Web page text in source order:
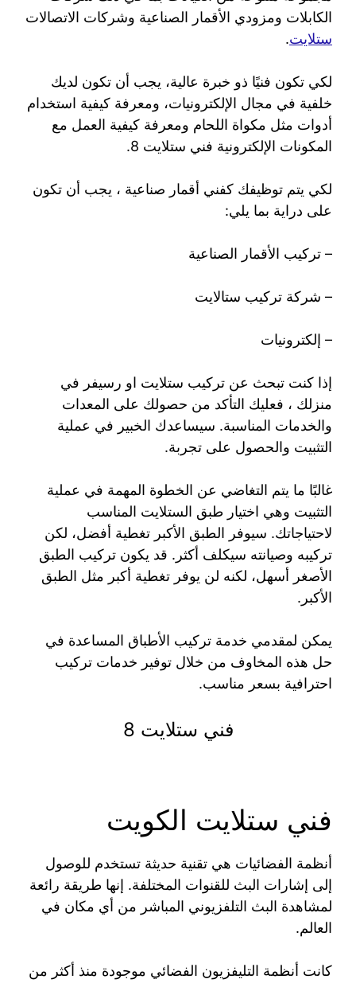
الكابلات ومزودي الأقمار الصناعية وشركات الاتصالات
ستلايت.
لكي تكون فنيًا ذو خبرة عالية، يجب أن تكون لديك
خلفية في مجال الإلكترونيات، ومعرفة كيفية استخدام
أدوات مثل مكواة اللحام ومعرفة كيفية العمل مع
المكونات الإلكترونية فني ستلايت 8.
لكي يتم توظيفك كفني أقمار صناعية ، يجب أن تكون
على دراية بما يلي:
– تركيب الأقمار الصناعية
– شركة تركيب ستالايت
– إلكترونيات
إذا كنت تبحث عن تركيب ستلايت او رسيفر في
منزلك ، فعليك التأكد من حصولك على المعدات
والخدمات المناسبة. سيساعدك الخبير في عملية
التثبيت والحصول على تجربة.
غالبًا ما يتم التغاضي عن الخطوة المهمة في عملية
التثبيت وهي اختيار طبق الستلايت المناسب
لاحتياجاتك. سيوفر الطبق الأكبر تغطية أفضل، لكن
تركيبه وصيانته سيكلف أكثر. قد يكون تركيب الطبق
الأصغر أسهل، لكنه لن يوفر تغطية أكبر مثل الطبق
الأكبر.
يمكن لمقدمي خدمة تركيب الأطباق المساعدة في
حل هذه المخاوف من خلال توفير خدمات تركيب
احترافية بسعر مناسب.
فني ستلايت 8
فني ستلايت الكويت
أنظمة الفضائيات هي تقنية حديثة تستخدم للوصول
إلى إشارات البث للقنوات المختلفة. إنها طريقة رائعة
لمشاهدة البث التلفزيوني المباشر من أي مكان في
العالم.
كانت أنظمة التليفزيون الفضائي موجودة منذ أكثر من